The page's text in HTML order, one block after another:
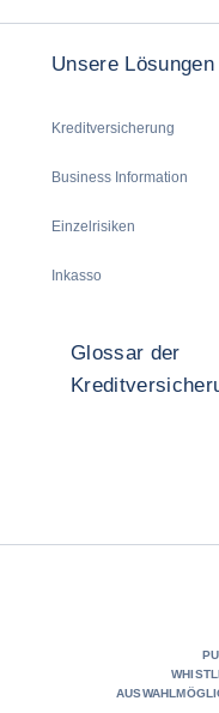
Unsere Lösungen
Kreditversicherung
Business Information
Einzelrisiken
Inkasso
Glossar der